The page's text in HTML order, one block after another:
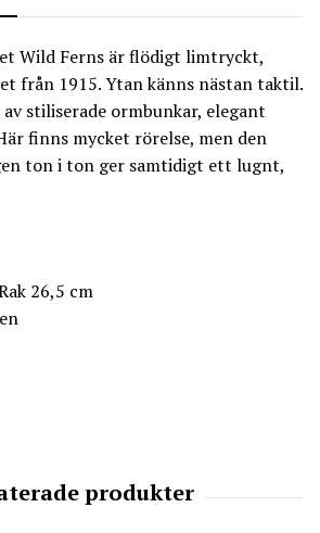
Wild Ferns är flödigt limtryckt,
från 1915. Ytan känns nästan taktil.
stiliserade ormbunkar, elegant
finns mycket rörelse, men den
ton i ton ger samtidigt ett lugnt,
26,5 cm